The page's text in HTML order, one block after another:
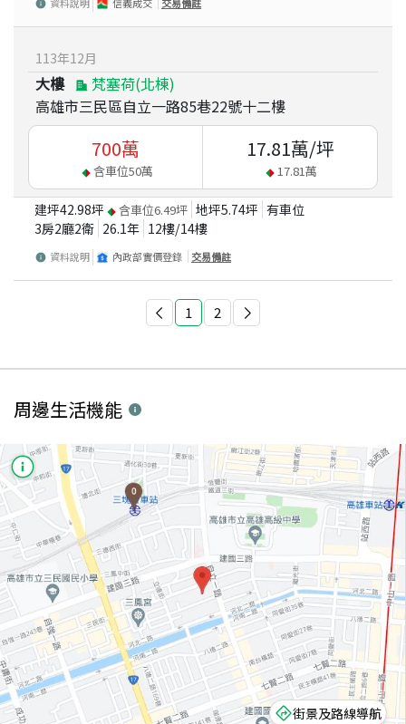
資料說明 信義成交 交易備註
113年12月
大樓
梵塞荷(北棟)
高雄市三民區自立一路85巷22號十二樓
700萬
含車位50萬
17.81萬/坪
17.81萬
建坪42.98坪 含車位6.49坪 地坪5.74坪 有車位
3房2廳2衛 26.1年 12樓/14樓
資料說明 內政部實價登錄 交易備註
1 2
周邊生活機能
街景及路線導航